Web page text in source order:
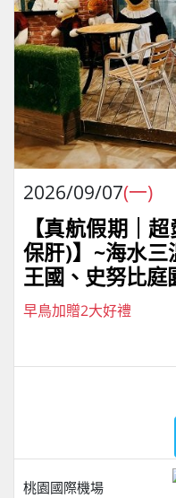
2026/09/07(一)
【真航假期｜
保肝)】~海水
王國、史努比庭
早鳥加贈2大好禮
桃園國際機場